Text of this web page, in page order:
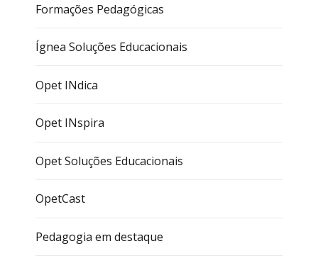
Formações Pedagógicas
Ígnea Soluções Educacionais
Opet INdica
Opet INspira
Opet Soluções Educacionais
OpetCast
Pedagogia em destaque